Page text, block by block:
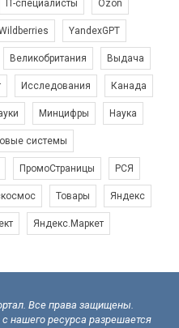
IT-специалисты Ozon
YandexGPT
Великобритания Выдача
Исследования Канада
Минцифры Наука
системы
ПромоСтраницы РСЯ
Товары Яндекс
Яндекс.Маркет
Все права защищены.
нашего ресурса разрешается